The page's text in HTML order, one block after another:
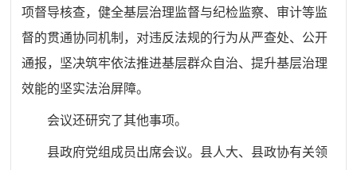
项督导核查，健全基层治理监督与纪检监察、审计等监
督的贯通协同机制，对违反法规的行为从严查处、公开
通报，坚决筑牢依法推进基层群众自治、提升基层治理
效能的坚实法治屏障。
会议还研究了其他事项。
县政府党组成员出席会议。县人大、县政协有关领